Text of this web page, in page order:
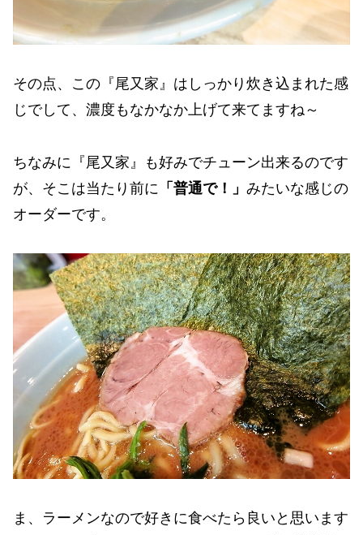
その点、この『尾又家』はしっかり炊き込まれた感
じでして、濃度もなかなか上げて来てますね～
ちなみに『尾又家』も好みでチューン出来るのです
が、そこは当たり前に 「普通で！」 みたいな感じの
オーダーです。
ま、ラーメンなので好きに食べたら良いと思います